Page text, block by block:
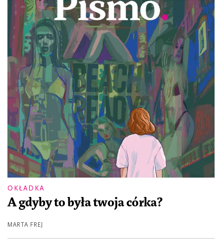
OKŁADKA
A gdyby to była twoja córka?
MARTA FREJ